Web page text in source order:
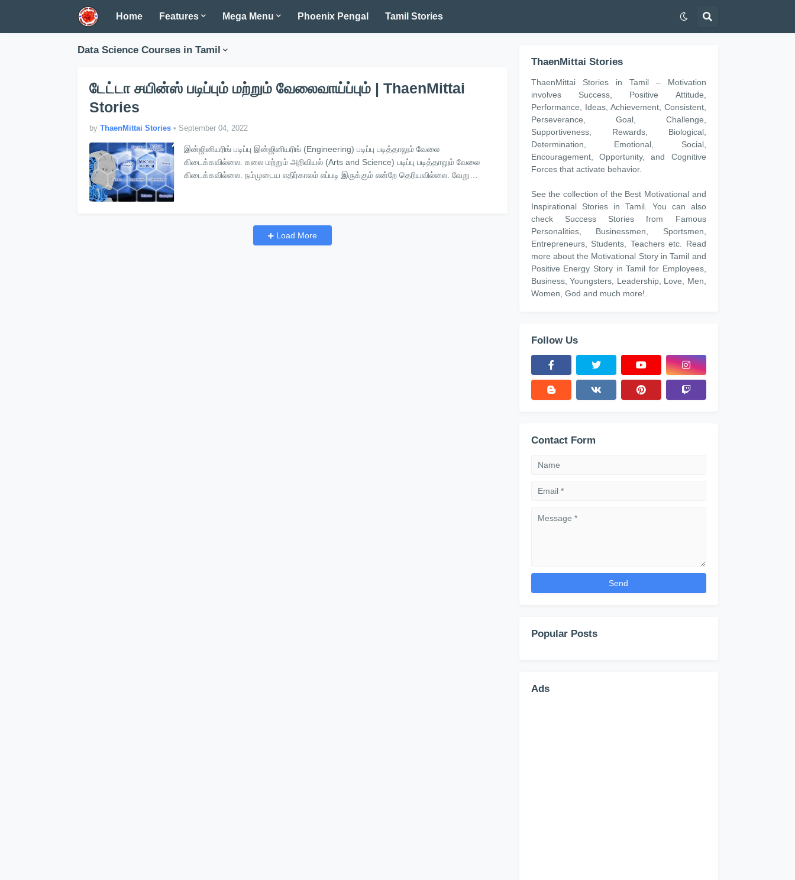
Home Features Mega Menu Phoenix Pengal Tamil Stories
Data Science Courses in Tamil
டேட்டா சயின்ஸ் படிப்பும் மற்றும் வேலைவாய்ப்பும் | ThaenMittai
Stories
by ThaenMittai Stories • September 04, 2022
இன்ஜினியரிங் படிப்பு இன்ஜினியரிங் (Engineering) படிப்பு படித்தாலும் வேலை
கிடைக்கவில்லை. கலை மற்றும் அறிவியல் (Arts and Science) படிப்பு படித்தாலும் வேலை
கிடைக்கவில்லை. நம்முடைய எதிர்காலம் எப்படி இருக்கும் என்றே தெரியவில்லை. வேறு…
Load More
ThaenMittai Stories
ThaenMittai Stories in Tamil – Motivation
involves Success, Positive Attitude,
Performance, Ideas, Achievement, Consistent,
Perseverance, Goal, Challenge,
Supportiveness, Rewards, Biological,
Determination, Emotional, Social,
Encouragement, Opportunity, and Cognitive
Forces that activate behavior.
See the collection of the Best Motivational and
Inspirational Stories in Tamil. You can also
check Success Stories from Famous
Personalities, Businessmen, Sportsmen,
Entrepreneurs, Students, Teachers etc. Read
more about the Motivational Story in Tamil and
Positive Energy Story in Tamil for Employees,
Business, Youngsters, Leadership, Love, Men,
Women, God and much more!.
Follow Us
Contact Form
Popular Posts
Ads